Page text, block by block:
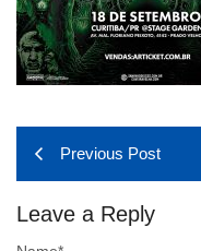
Previous Post
Leave a Reply